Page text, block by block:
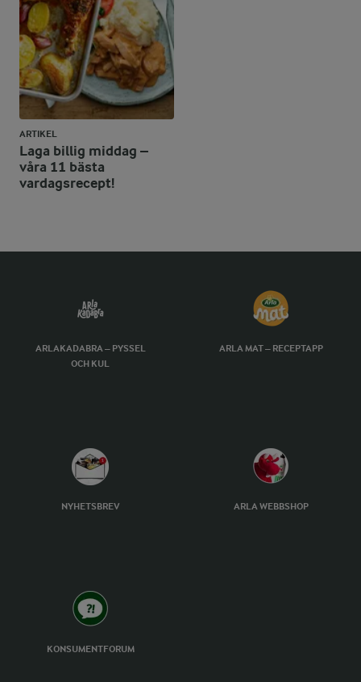
ARTIKEL
Laga billig middag –
våra 11 bästa
vardagsrecept!
ARLAKADABRA – PYSSEL
OCH KUL
ARLA MAT – RECEPTAPP
NYHETSBREV ARLA WEBBSHOP
KONSUMENTFORUM